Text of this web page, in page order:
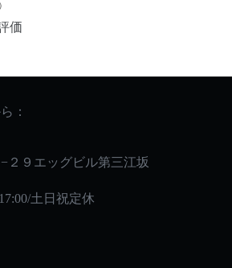
価
：
２９エッグビル第三江坂
土日祝定休